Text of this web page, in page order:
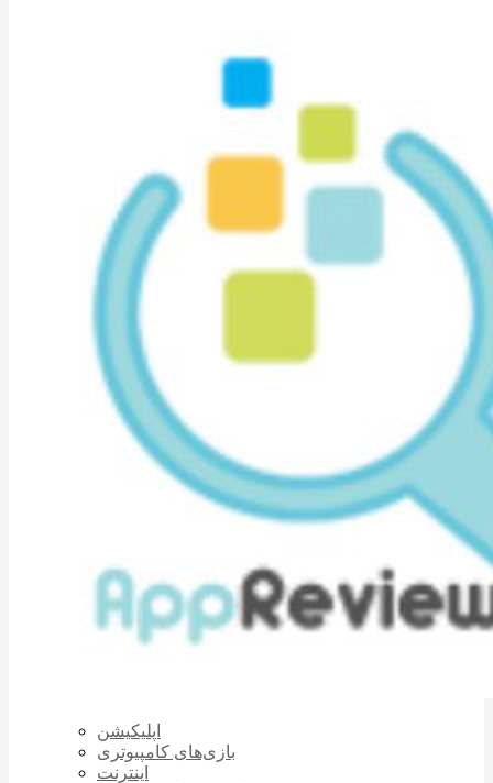
اپلیکیشن
بازی‌های کامپیوتری
اینترنت